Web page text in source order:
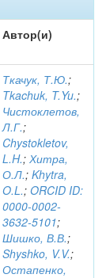
Автор(и)
Ткачук, Т.Ю.;
Tkachuk, T.Yu.;
Чистоклетов,
Л.Г.;
Chystokletov,
L.H.; Хитра,
О.Л.; Khytra,
O.L.; ORCID ID:
0000-0002-
3632-5101;
Шишко, В.В.;
Shyshko, V.V.;
Остапенко,